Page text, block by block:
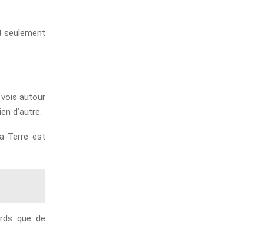
seulement
autour
d’autre.
Terre est
que de